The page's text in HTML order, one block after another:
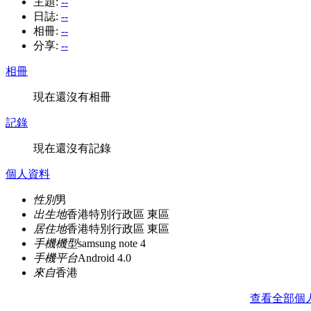
日誌: --
相冊: --
分享: --
相冊
現在還沒有相冊
記錄
現在還沒有記錄
個人資料
性別男
出生地香港特別行政區 東區
居住地香港特別行政區 東區
手機機型samsung note 4
手機平台Android 4.0
來自香港
查看全部個